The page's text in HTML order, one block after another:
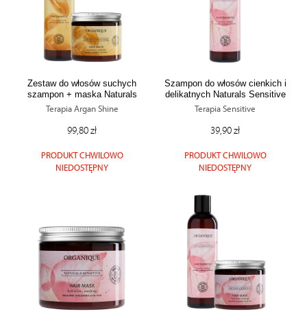
Zestaw do włosów suchych
szampon + maska Naturals
Argan Shine
Terapia Argan Shine
99,80 zł
PRODUKT CHWILOWO
NIEDOSTĘPNY
Szampon do włosów cienkich i
delikatnych Naturals Sensitive
Terapia Sensitive
39,90 zł
PRODUKT CHWILOWO
NIEDOSTĘPNY